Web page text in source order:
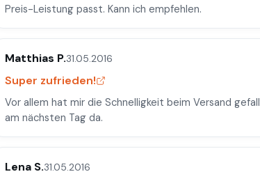
Preis-Leistung passt. Kann ich empfehlen.
Matthias P.31.05.2016
Super zufrieden!
Vor allem hat mir die Schnelligkeit beim Versand
am nächsten Tag da.
Lena S.31.05.2016